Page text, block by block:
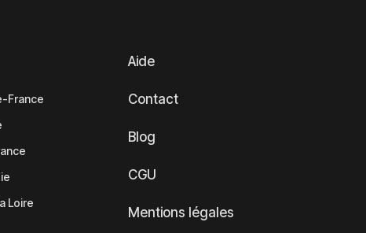
France
Loire
Aide
Contact
Blog
CGU
Mentions légales